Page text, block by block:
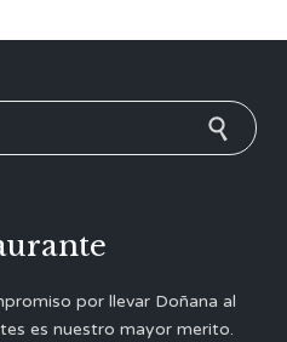
por llevar Doñana al
es nuestro mayor merito.